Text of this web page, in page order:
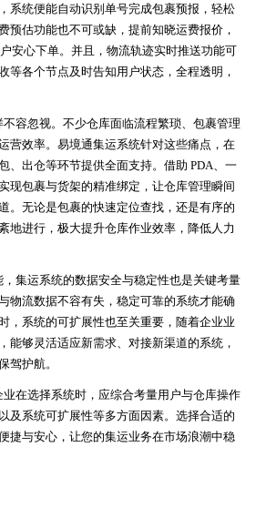
系统便能自动识别单号完成包裹预报，轻松
预估功能也不可或缺，提前知晓运费报价，
安心下单。并且，物流轨迹实时推送功能可
等各个节点及时告知用户状态，全程透明，
容忽视。不少仓库面临流程繁琐、包裹管理
营效率。易境通集运系统针对这些痛点，在
、出仓等环节提供全面支持。借助 PDA、一
现包裹与货架的精准绑定，让仓库管理瞬间
。无论是包裹的快速定位查找，还是有序的
地进行，极大提升仓库作业效率，降低人力
，集运系统的数据安全与稳定性也是关键考量
物流数据不容有失，稳定可靠的系统才能确
，系统的可扩展性也至关重要，随着企业业
能够灵活适应新需求、对接新渠道的系统，
驾护航。
在选择系统时，应综合考量用户与仓库操作
及系统可扩展性等多方面因素。选择合适的
捷与安心，让您的集运业务在市场浪潮中稳